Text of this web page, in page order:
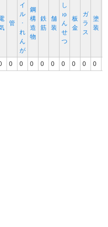
管
イ
ル
･
れ
ん
が
鋼
構
造
物
鉄
筋
舗
装
し
ゅ
ん
せ
つ
板
金
ガ
ラ
ス
塗
装
0 0 0 0 0 0 0 0 0